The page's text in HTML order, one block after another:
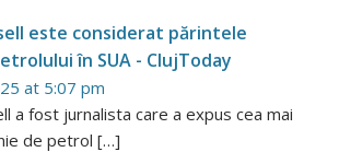
este considerat părintele
în SUA - ClujToday
at 5:07 pm
a fost jurnalista care a expus cea mai
de petrol […]